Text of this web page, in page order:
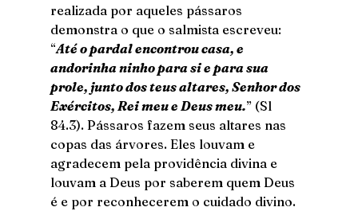
realizada por aqueles pássaros
demonstra o que o salmista escreveu:
“Até o pardal encontrou casa, e
andorinha ninho para si e para sua
prole, junto dos teus altares, Senhor dos
Exércitos, Rei meu e Deus meu.” (Sl
84.3). Pássaros fazem seus altares nas
copas das árvores. Eles louvam e
agradecem pela providência divina e
louvam a Deus por saberem quem Deus
é e por reconhecerem o cuidado divino.